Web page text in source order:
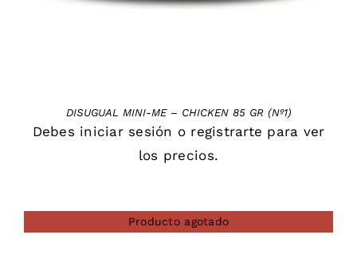
DISUGUAL MINI-ME – CHICKEN 85 GR (Nº1)
Debes iniciar sesión o registrarte para ver
los precios.
Producto agotado